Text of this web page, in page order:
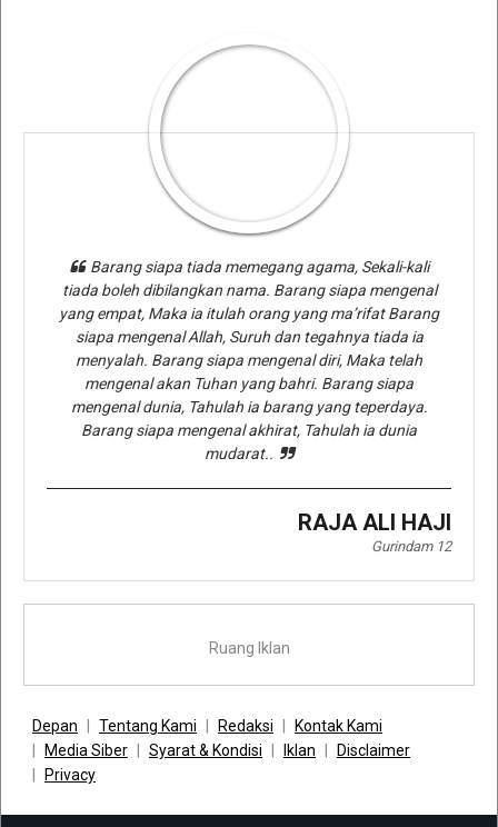
Barang siapa tiada memegang agama, Sekali-kali
tiada boleh dibilangkan nama. Barang siapa mengenal
yang empat, Maka ia itulah orang yang ma’rifat Barang
siapa mengenal Allah, Suruh dan tegahnya tiada ia
menyalah. Barang siapa mengenal diri, Maka telah
mengenal akan Tuhan yang bahri. Barang siapa
mengenal dunia, Tahulah ia barang yang teperdaya.
Barang siapa mengenal akhirat, Tahulah ia dunia
mudarat..
RAJA ALI HAJI
Gurindam 12
Ruang Iklan
Depan Tentang Kami Redaksi
Kontak Kami
Media Siber
Syarat & Kondisi Iklan
Disclaimer
Privacy